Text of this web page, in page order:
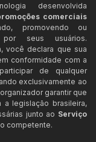
desenvolvida
comerciais
promovendo ou
por seus usuários.
você declara que sua
conformidade com a
de qualquer
exclusivamente ao
garantir que
a legislação brasileira,
junto ao Serviço
competente.